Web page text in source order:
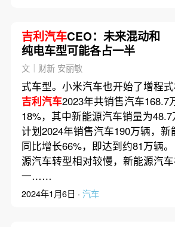
吉利汽车CEO：未来混动和
纯电车型可能各占一半
文｜财新 安丽敏
式车型。小米汽车也开始了增程式
吉利汽车2023年共销售汽车168.7
18%，其中新能源汽车销量为48.7
计划2024年销售汽车190万辆，
同比增长66%，即达到约81万辆。
源汽车转型相对较慢，新能源汽
一……
2024年1月6日 · 汽车